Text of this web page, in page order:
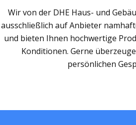
Wir von der DHE Haus- und
ausschließlich auf Anbieter
und bieten Ihnen hochwertige
Konditionen. Gerne
persönlichen